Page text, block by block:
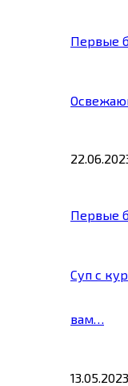
Первые
Первые
Суп с
вам…
13.05.2023